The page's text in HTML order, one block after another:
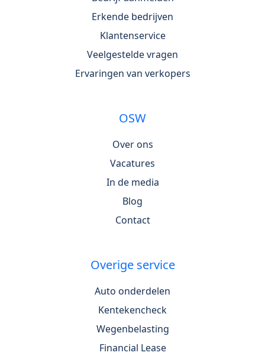
Erkende bedrijven
Klantenservice
Veelgestelde vragen
Ervaringen van verkopers
OSW
Over ons
Vacatures
In de media
Blog
Contact
Overige service
Auto onderdelen
Kentekencheck
Wegenbelasting
Financial Lease